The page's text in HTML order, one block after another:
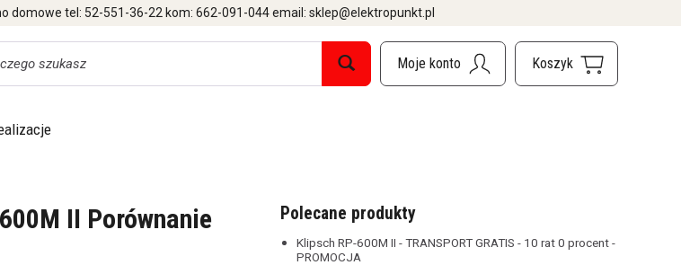
domowe tel: 52-551-36-22 kom: 662-091-044 email: sklep@elektropunkt.pl
II Porównanie Polecane produkty
Klipsch RP-600M II - TRANSPORT GRATIS - 10 rat 0 procent -
PROMOCJA